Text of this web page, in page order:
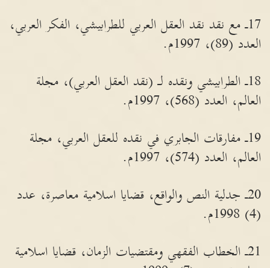
17ـ مع نقد نقد العقل العربي للطرابيشي، الفكر العربي،
العدد (89)، 1997م.
18ـ الطرابيشي ونقده لـ (نقد العقل العربي)، مجلة
العالم، العدد (568)، 1997م.
19ـ مفارقات الجابري في نقده للعقل العربي، مجلة
العالم، العدد (574)، 1997م.
20ـ جدلية النص والواقع، قضايا اسلامية معاصرة، عدد
(4) 1998م.
21ـ الخطاب الفقهي ومقتضيات الزمان، قضايا اسلامية